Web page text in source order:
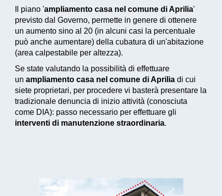
Il piano 'ampliamento casa nel comune di Aprilia'
previsto dal Governo, permette in genere di ottenere
un aumento sino al 20 (in alcuni casi la percentuale
può anche aumentare) della cubatura di un'abitazione
(area calpestabile per altezza).
Se state valutando la possibilità di effettuare
un ampliamento casa nel comune di Aprilia di cui
siete proprietari, per procedere vi basterà presentare la
tradizionale denuncia di inizio attività (conosciuta
come DIA): passo necessario per effettuare gli
interventi di manutenzione straordinaria.